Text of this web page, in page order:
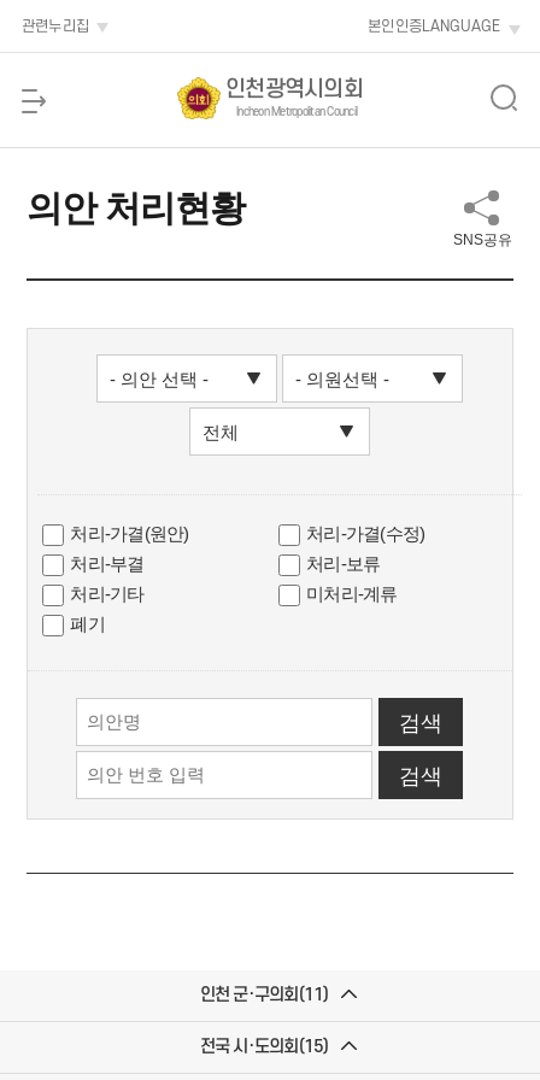
관련누리집 본인인증LANGUAGE
인천광역시의회
Incheon Metropolitan Council
의안 처리현황
SNS공유
처리-가결(원안)
처리-가결(수정)
처리-부결
처리-보류
처리-기타
미처리-계류
폐기
인천 군·구의회(11)
전국 시·도의회(15)